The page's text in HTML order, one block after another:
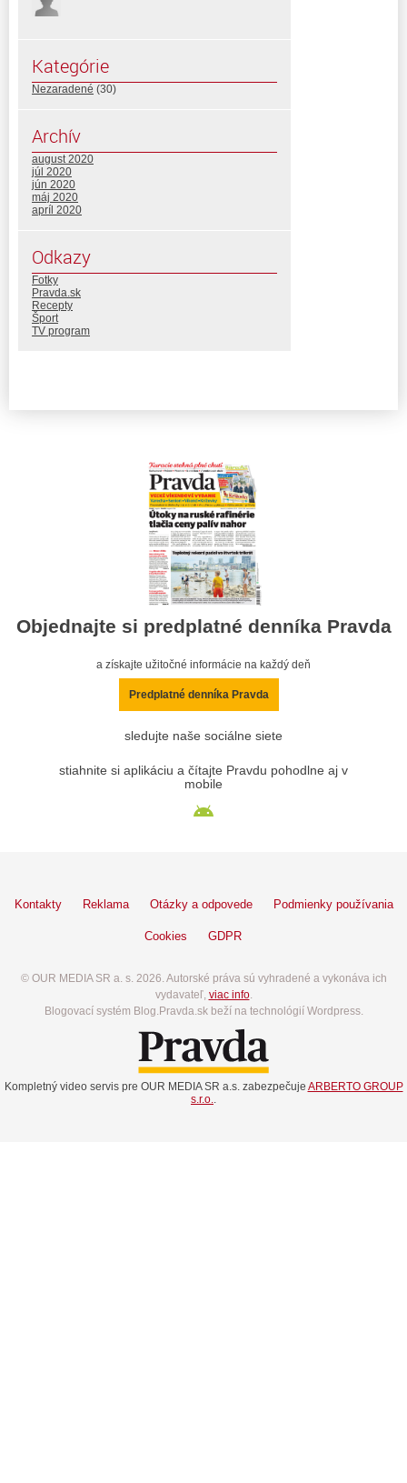
Kategórie
Nezaradené (30)
Archív
august 2020
júl 2020
jún 2020
máj 2020
apríl 2020
Odkazy
Fotky
Pravda.sk
Recepty
Šport
TV program
Objednajte si predplatné denníka Pravda
a získajte užitočné informácie na každý deň
Predplatné denníka Pravda
sledujte naše sociálne siete
stiahnite si aplikáciu a čítajte Pravdu pohodlne aj v
mobile
Kontakty Reklama Otázky a odpovede Podmienky používania
Cookies GDPR
© OUR MEDIA SR a. s. 2026. Autorské práva sú vyhradené a vykonáva ich
vydavateľ, viac info.
Blogovací systém Blog.Pravda.sk beží na technológií Wordpress.
Kompletný video servis pre OUR MEDIA SR a.s. zabezpečuje ARBERTO GROUP
s.r.o..